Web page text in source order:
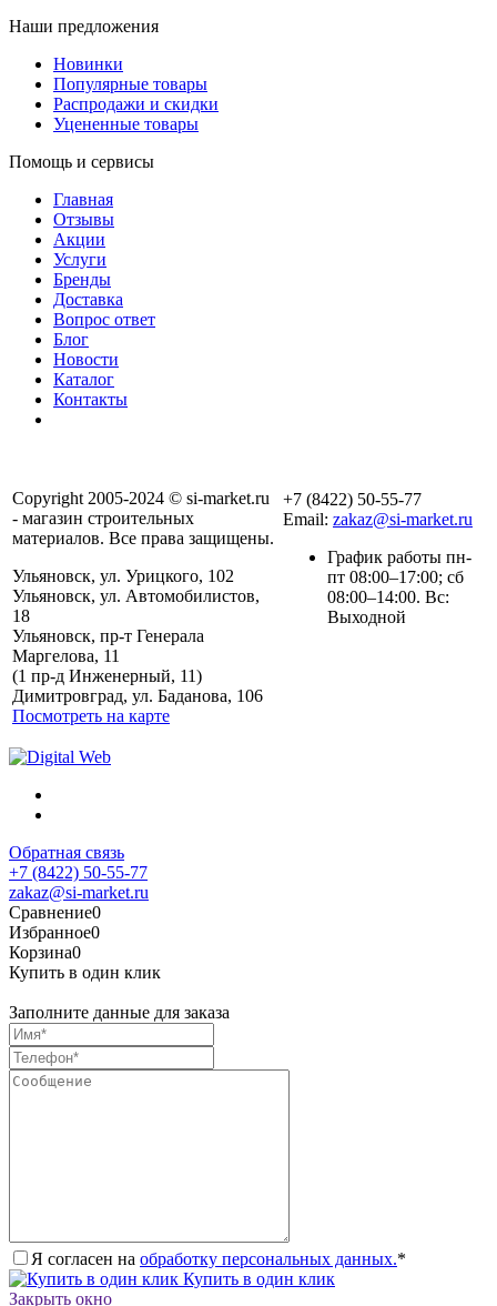
Наши предложения
Новинки
Популярные товары
Распродажи и скидки
Уцененные товары
Помощь и сервисы
Главная
Отзывы
Акции
Услуги
Бренды
Доставка
Вопрос ответ
Блог
Новости
Каталог
Контакты
Copyright 2005-2024 © si-market.ru
- магазин строительных
материалов. Все права защищены.
Ульяновск, ул. Урицкого, 102
Ульяновск, ул. Автомобилистов,
18
Ульяновск, пр-т Генерала
Маргелова, 11
(1 пр-д Инженерный, 11)
Димитровград, ул. Баданова, 106
Посмотреть на карте
+7 (8422) 50-55-77
Email: zakaz@si-market.ru
График работы пн-
пт 08:00–17:00; сб
08:00–14:00. Вс:
Выходной
Обратная связь
+7 (8422) 50-55-77
zakaz@si-market.ru
Сравнение0
Избранное0
Корзина0
Купить в один клик
Заполните данные для заказа
Я согласен на обработку персональных данных.*
Купить в один клик
Закрыть окно